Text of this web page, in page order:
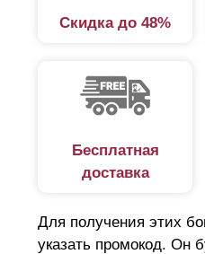
Скидка до 48%
Бесплатная
доставка
Для получения этих
указать промокод. Он